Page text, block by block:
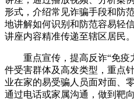
形式，介绍常见诈骗手段和防
地讲解如何识别和防范容易轻
讲座内容精准传递至辖区居民。
重点宣传，提高反诈“免疫
件受害群体及高发类型，重点
业在家的易受骗人员面对面、
通过电话或家属沟通，做到靶